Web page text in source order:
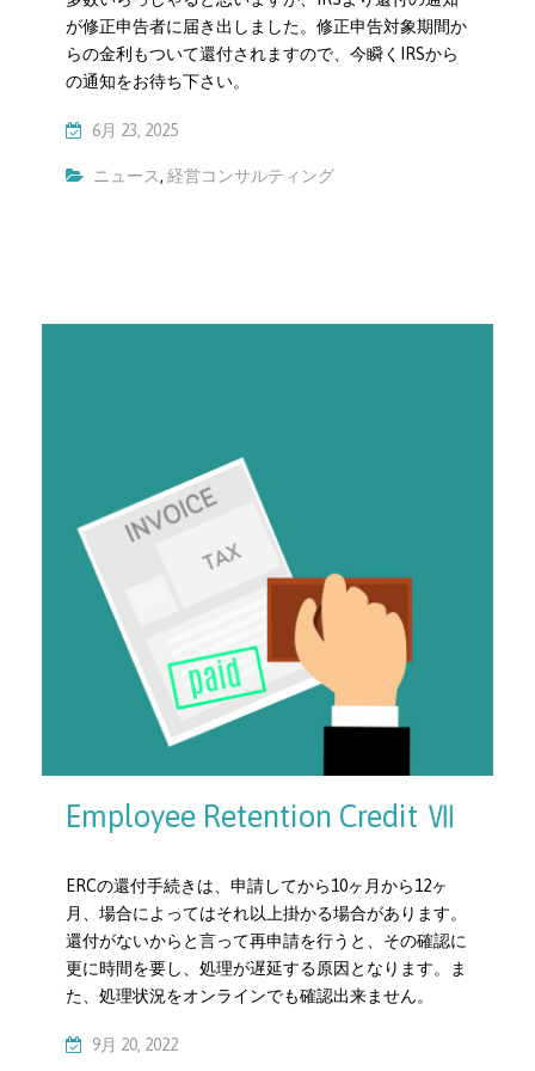
が修正申告者に届き出しました。修正申告対象期間か
らの金利もついて還付されますので、今瞬くIRSから
の通知をお待ち下さい。
6月 23, 2025
ニュース, 経営コンサルティング
Employee Retention Credit Ⅶ
ERCの還付手続きは、申請してから10ヶ月から12ヶ
月、場合によってはそれ以上掛かる場合があります。
還付がないからと言って再申請を行うと、その確認に
更に時間を要し、処理が遅延する原因となります。ま
た、処理状況をオンラインでも確認出来ません。
9月 20, 2022